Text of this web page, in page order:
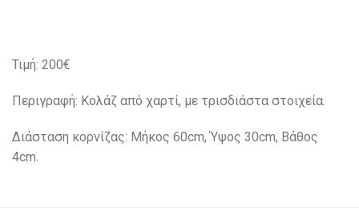
Τιμή: 200€
Περιγραφή: Kολάζ από χαρτί, με τρισδιάστα στοιχεία.
Διάσταση κορνίζας: Μήκος 60cm, Ύψος 30cm, Βάθος
4cm.